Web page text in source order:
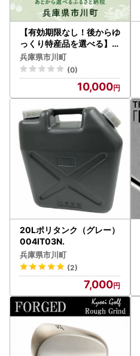
【有効期限なし！後からゆ
っくり特産品を選べる】兵
庫県市川町カタログポイン
ト
兵庫県市川町
(0)
10,000
20Lポリタンク（グレー）
004IT03N.
兵庫県市川町
(2)
7,000